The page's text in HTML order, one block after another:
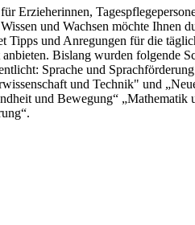
Erzieherinnen,
und Wachsen möchte Ihnen
Tipps und Anregungen für die
Bislang wurden folgende
Sprache und
und Technik" und
und Bewegung“ „Mathematik